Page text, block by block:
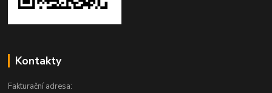
Kontakty
Fakturační adresa: